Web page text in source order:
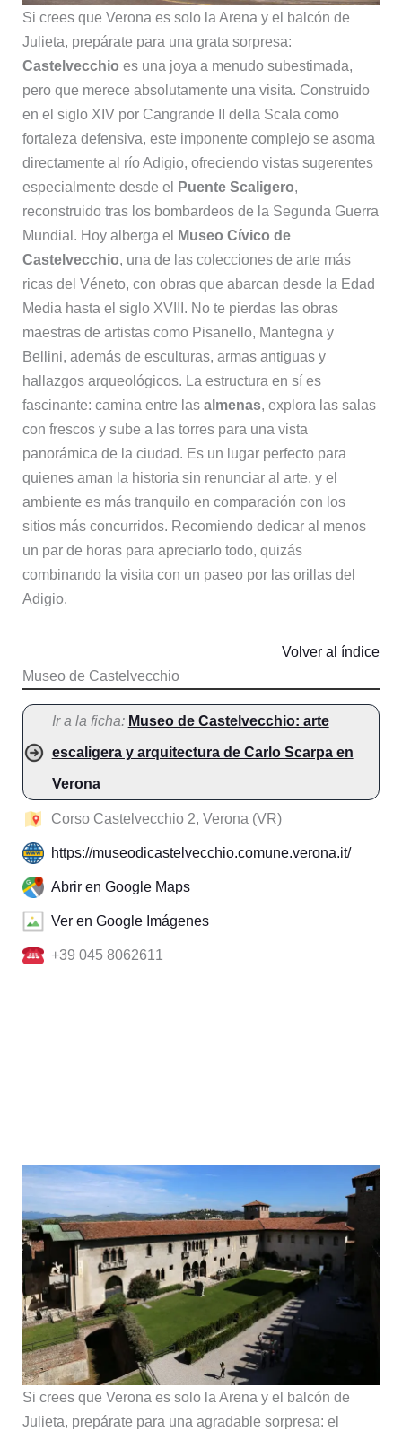
Si crees que Verona es solo la Arena y el balcón de
Julieta, prepárate para una grata sorpresa:
Castelvecchio es una joya a menudo subestimada,
pero que merece absolutamente una visita. Construido
en el siglo XIV por Cangrande II della Scala como
fortaleza defensiva, este imponente complejo se asoma
directamente al río Adigio, ofreciendo vistas sugerentes
especialmente desde el
Puente Scaligero,
reconstruido tras los bombardeos de la Segunda Guerra
Mundial. Hoy alberga el
Museo Cívico de
Castelvecchio, una de las colecciones de arte más
ricas del Véneto, con obras que abarcan desde la Edad
Media hasta el siglo XVIII. No te pierdas las obras
maestras de artistas como Pisanello, Mantegna y
Bellini, además de esculturas, armas antiguas y
hallazgos arqueológicos. La estructura en sí es
fascinante: camina entre las almenas, explora las salas
con frescos y sube a las torres para una vista
panorámica de la ciudad. Es un lugar perfecto para
quienes aman la historia sin renunciar al arte, y el
ambiente es más tranquilo en comparación con los
sitios más concurridos. Recomiendo dedicar al menos
un par de horas para apreciarlo todo, quizás
combinando la visita con un paseo por las orillas del
Adigio.
Museo de Castelvecchio
Volver al índice
Ir a la ficha: Museo de Castelvecchio: arte
escaligera y arquitectura de Carlo Scarpa en
Verona
Corso Castelvecchio 2, Verona (VR)
https://museodicastelvecchio.comune.verona.it/
Abrir en Google Maps
Ver en Google Imágenes
+39 045 8062611
Si crees que Verona es solo la Arena y el balcón de
Julieta, prepárate para una agradable sorpresa: el